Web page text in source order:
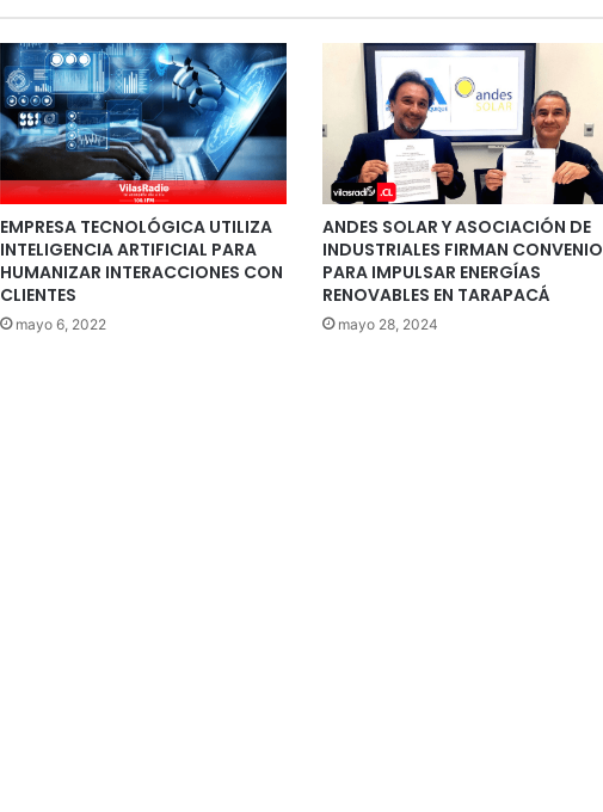
EMPRESA TECNOLÓGICA UTILIZA
INTELIGENCIA ARTIFICIAL PARA
HUMANIZAR INTERACCIONES CON
CLIENTES
mayo 6, 2022
ANDES SOLAR Y ASOCIACIÓN DE
INDUSTRIALES FIRMAN CONVENIO
PARA IMPULSAR ENERGÍAS
RENOVABLES EN TARAPACÁ
mayo 28, 2024